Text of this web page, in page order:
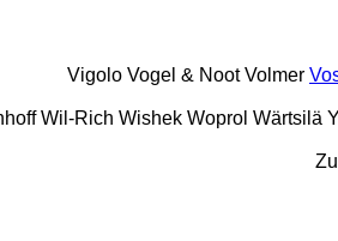
Vigolo Vogel & Noot Volmer
Wil-Rich Wishek Woprol Wärtsilä